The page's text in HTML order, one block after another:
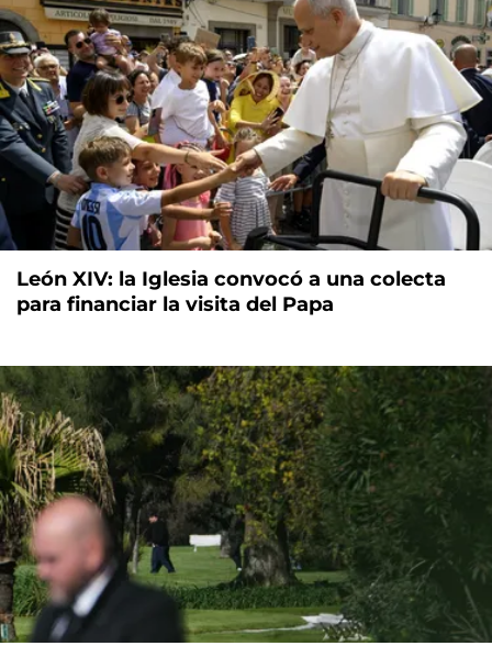
León XIV: la Iglesia convocó a una colecta
para financiar la visita del Papa